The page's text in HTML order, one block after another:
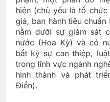
hiện (chủ yếu là tổ
giá, ban hành tiêu
nằm dưới sự giám sát
nước (Hoa Kỳ) và có
bất kỳ sự can thiệp,
trong lĩnh vực ngành
hình thành và phát
Điển).